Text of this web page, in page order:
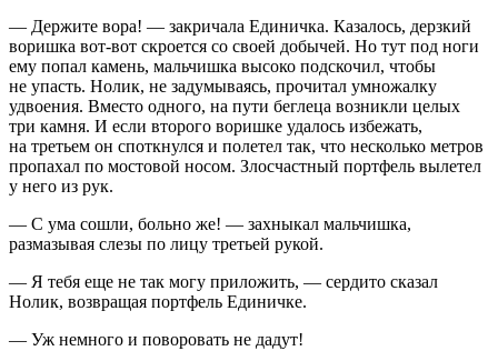
— Держите вора! — закричала Единичка. Казалось, дерзкий
воришка вот-вот скроется со своей добычей. Но тут под ноги
ему попал камень, мальчишка высоко подскочил, чтобы
не упасть. Нолик, не задумываясь, прочитал умножалку
удвоения. Вместо одного, на пути беглеца возникли целых
три камня. И если второго воришке удалось избежать,
на третьем он споткнулся и полетел так, что несколько метров
пропахал по мостовой носом. Злосчастный портфель вылетел
у него из рук.
— С ума сошли, больно же! — захныкал мальчишка,
размазывая слезы по лицу третьей рукой.
— Я тебя еще не так могу приложить, — сердито сказал
Нолик, возвращая портфель Единичке.
— Уж немного и поворовать не дадут!